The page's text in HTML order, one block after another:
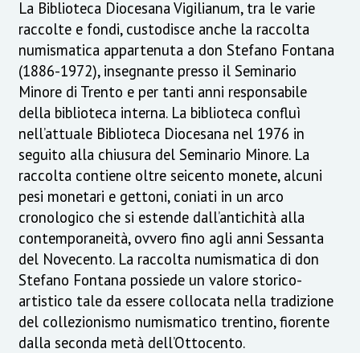
La Biblioteca Diocesana Vigilianum, tra le varie
raccolte e fondi, custodisce anche la raccolta
numismatica appartenuta a don Stefano Fontana
(1886-1972), insegnante presso il Seminario
Minore di Trento e per tanti anni responsabile
della biblioteca interna. La biblioteca confluì
nell’attuale Biblioteca Diocesana nel 1976 in
seguito alla chiusura del Seminario Minore. La
raccolta contiene oltre seicento monete, alcuni
pesi monetari e gettoni, coniati in un arco
cronologico che si estende dall’antichità alla
contemporaneità, ovvero fino agli anni Sessanta
del Novecento. La raccolta numismatica di don
Stefano Fontana possiede un valore storico-
artistico tale da essere collocata nella tradizione
del collezionismo numismatico trentino, fiorente
dalla seconda metà dell’Ottocento.